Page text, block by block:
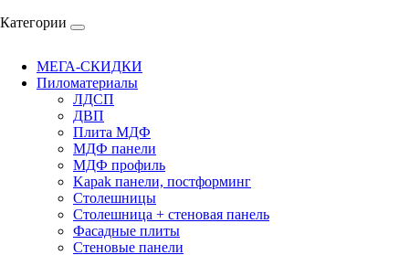
Категории
МЕГА-СКИДКИ
Пиломатериалы
ЛДСП
ДВП
Плита МДФ
МДФ панели
МДФ профиль
Kapak панели, постформинг
Столешницы
Столешница + стеновая панель
Фасадные плиты
Стеновые панели